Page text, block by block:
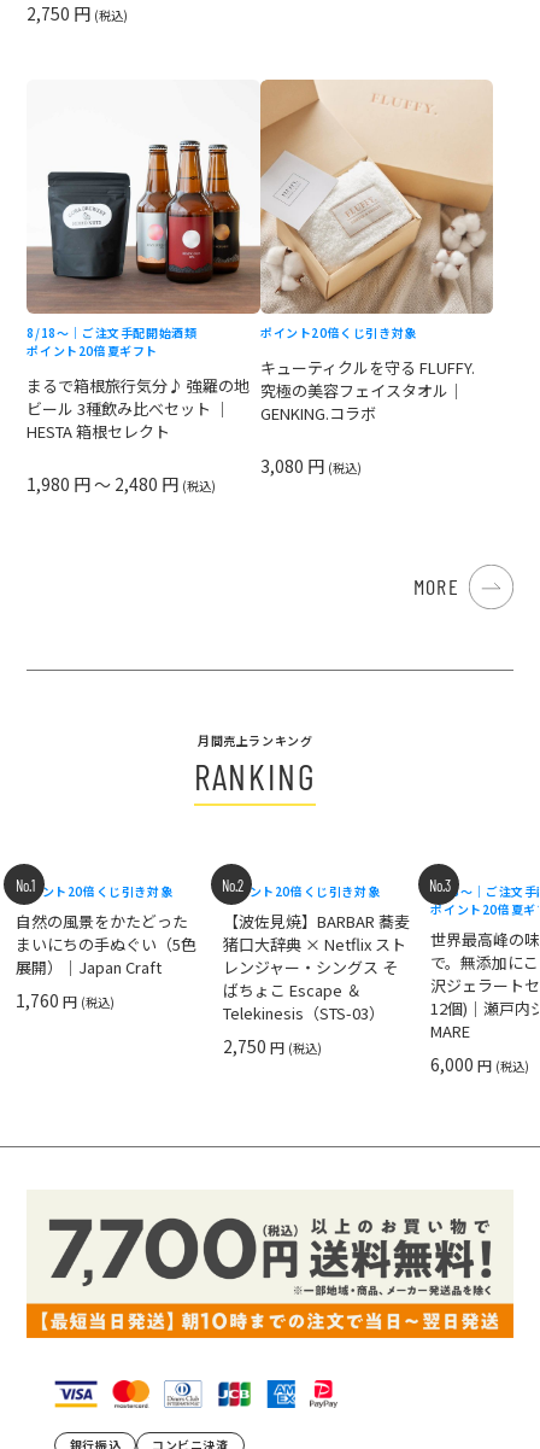
2,750 円 (税込)
8/18〜｜ご注文手配開始酒類
ポイント20倍 夏ギフト
まるで箱根旅行気分♪ 強羅の地
ビール 3種飲み比べセット ｜
HESTA 箱根セレクト
1,980 円 ～ 2,480 円 (税込)
ポイント20倍 くじ引き対象
キューティクルを守る FLUFFY.
究極の美容フェイスタオル｜
GENKING.コラボ
3,080 円 (税込)
MORE
月間売上ランキング
RANKING
No.1
ポイント20倍 くじ引き対象
自然の風景をかたどった
まいにちの手ぬぐい（5色
展開）｜Japan Craft
1,760円 (税込)
No.2
ポイント20倍 くじ引き対象
【波佐見焼】BARBAR 蕎麦
猪口大辞典 × Netflix スト
レンジャー・シングス そ
ばちょこ Escape ＆
Telekinesis（STS-03）
2,750円 (税込)
No.3
8/18〜｜ご注文手
ポイント20倍 夏
世界最高峰の
で。無添加に
沢ジェラート
12個)｜瀬戸内
MARE
6,000円 (税込)
銀行振込 コンビニ決済